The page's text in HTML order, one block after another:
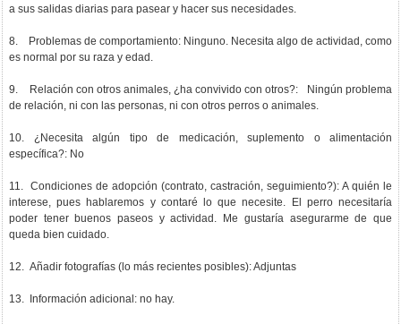
a sus salidas diarias para pasear y hacer sus necesidades.
8. Problemas de comportamiento: Ninguno. Necesita algo de actividad, como
es normal por su raza y edad.
9. Relación con otros animales, ¿ha convivido con otros?: Ningún problema
de relación, ni con las personas, ni con otros perros o animales.
10. ¿Necesita algún tipo de medicación, suplemento o alimentación
específica?: No
11. Condiciones de adopción (contrato, castración, seguimiento?): A quién le
interese, pues hablaremos y contaré lo que necesite. El perro necesitaría
poder tener buenos paseos y actividad. Me gustaría asegurarme de que
queda bien cuidado.
12. Añadir fotografías (lo más recientes posibles): Adjuntas
13. Información adicional: no hay.